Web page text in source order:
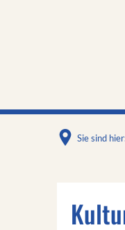
Sie sind
Ostseebad